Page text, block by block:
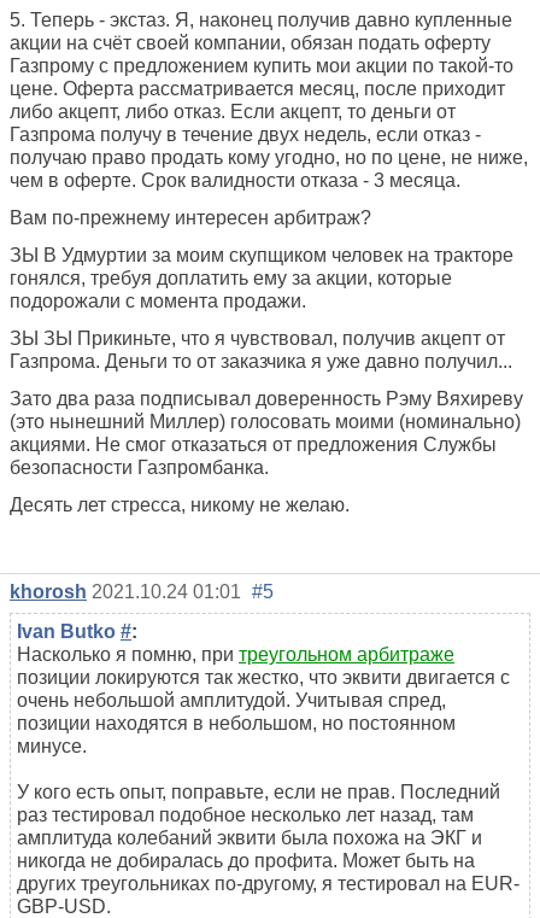
5. Теперь - экстаз. Я, наконец получив давно купленные
акции на счёт своей компании, обязан подать оферту
Газпрому с предложением купить мои акции по такой-то
цене. Оферта рассматривается месяц, после приходит
либо акцепт, либо отказ. Если акцепт, то деньги от
Газпрома получу в течение двух недель, если отказ -
получаю право продать кому угодно, но по цене, не ниже,
чем в оферте. Срок валидности отказа - 3 месяца.
Вам по-прежнему интересен арбитраж?
ЗЫ В Удмуртии за моим скупщиком человек на тракторе
гонялся, требуя доплатить ему за акции, которые
подорожали с момента продажи.
ЗЫ ЗЫ Прикиньте, что я чувствовал, получив акцепт от
Газпрома. Деньги то от заказчика я уже давно получил...
Зато два раза подписывал доверенность Рэму Вяхиреву
(это нынешний Миллер) голосовать моими (номинально)
акциями. Не смог отказаться от предложения Службы
безопасности Газпромбанка.
Десять лет стресса, никому не желаю.
khorosh 2021.10.24 01:01 #5
Ivan Butko #:
Насколько я помню, при треугольном арбитраже
позиции локируются так жестко, что эквити двигается с
очень небольшой амплитудой. Учитывая спред,
позиции находятся в небольшом, но постоянном
минусе.
У кого есть опыт, поправьте, если не прав. Последний
раз тестировал подобное несколько лет назад, там
амплитуда колебаний эквити была похожа на ЭКГ и
никогда не добиралась до профита. Может быть на
других треугольниках по-другому, я тестировал на EUR-
GBP-USD.